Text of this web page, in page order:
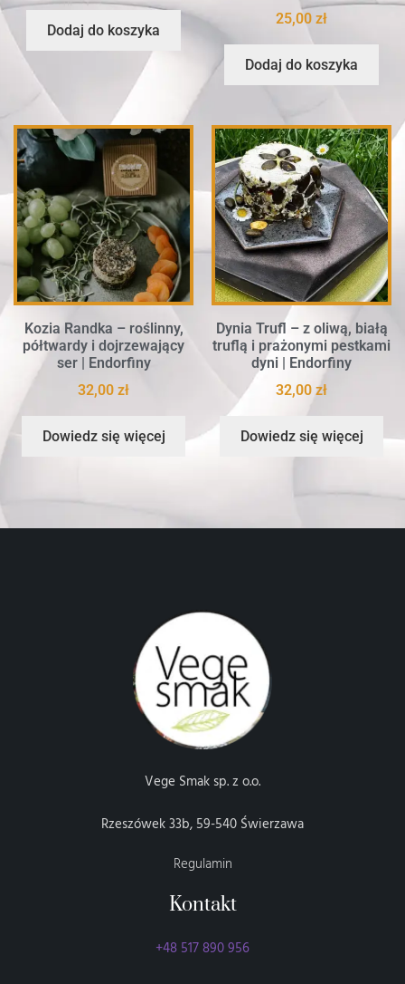
Dodaj do koszyka
25,00 zł
Dodaj do koszyka
Kozia Randka – roślinny,
półtwardy i dojrzewający
ser | Endorfiny
32,00 zł
Dowiedz się więcej
Dynia Trufl – z oliwą, białą
truflą i prażonymi pestkami
dyni | Endorfiny
32,00 zł
Dowiedz się więcej
Vege Smak sp. z o.o.
Rzeszówek 33b, 59-540 Świerzawa
Regulamin
Kontakt
+48 517 890 956